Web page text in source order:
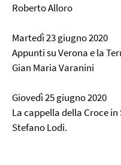
Roberto Alloro
Martedì 23 giugno 2020
Appunti su Verona e la
Gian Maria Varanini
Giovedì 25 giugno 2020
La cappella della Croce
Stefano Lodi.